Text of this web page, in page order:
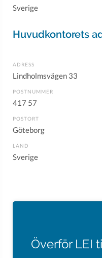
Sverige
Huvudkontorets
ADRESS
Lindholmsvägen 33
POSTNUMMER
417 57
POSTORT
Göteborg
LAND
Sverige
Överför LEI